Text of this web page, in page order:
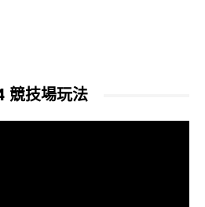
競技場玩法